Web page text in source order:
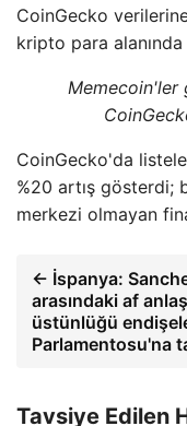
CoinGecko
kripto para
Memecoin'ler
CoinGecko'da
%20 artış gösterdi;
merkezi olmayan
← İspanya:
arasındaki af
üstünlüğü
Parlamentosu'na
Tavsiye Edilen